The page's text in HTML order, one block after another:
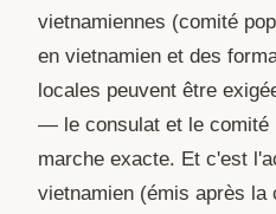
vietnamiennes (comité
en vietnamien et des
locales peuvent être
— le consulat et le comité
marche exacte. Et c'est
vietnamien (émis après la